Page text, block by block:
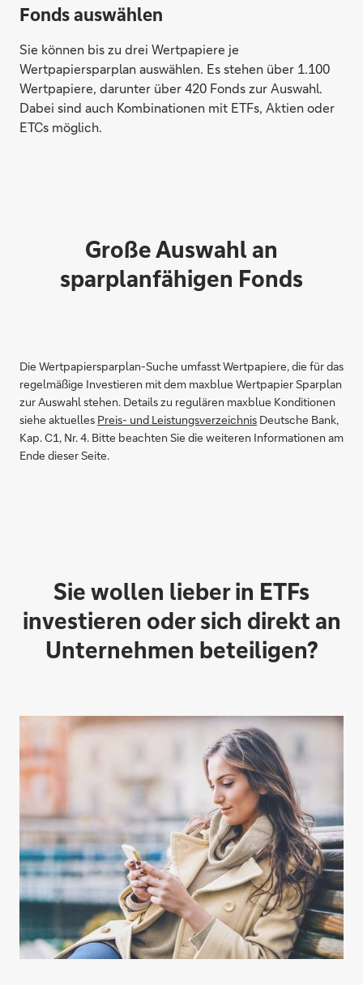
Fonds auswählen
Sie können bis zu drei Wertpapiere je
Wertpapiersparplan auswählen. Es stehen über 1.100
Wertpapiere, darunter über 420 Fonds zur Auswahl.
Dabei sind auch Kombinationen mit ETFs, Aktien oder
ETCs möglich.
Große Auswahl an
sparplanfähigen Fonds
Die Wertpapiersparplan-Suche umfasst Wertpapiere, die für das
regelmäßige Investieren mit dem maxblue Wertpapier Sparplan
zur Auswahl stehen. Details zu regulären maxblue Konditionen
siehe aktuelles Preis- und Leistungsverzeichnis Deutsche Bank,
Kap. C1, Nr. 4. Bitte beachten Sie die weiteren Informationen am
Ende dieser Seite.
Sie wollen lieber in ETFs
investieren oder sich direkt an
Unternehmen beteiligen?